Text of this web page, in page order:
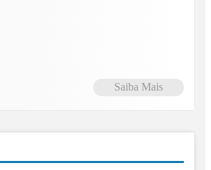
Saiba Mais